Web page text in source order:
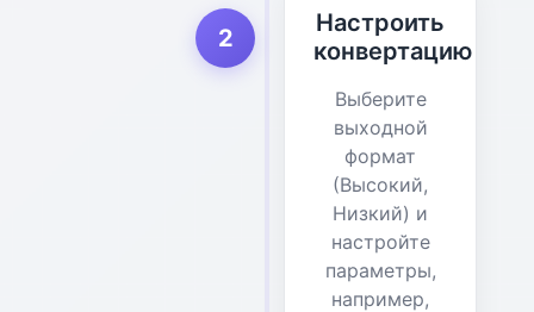
2
Настроить
конвертацию
Выберите
выходной
формат
(Высокий,
Низкий) и
настройте
параметры,
например,